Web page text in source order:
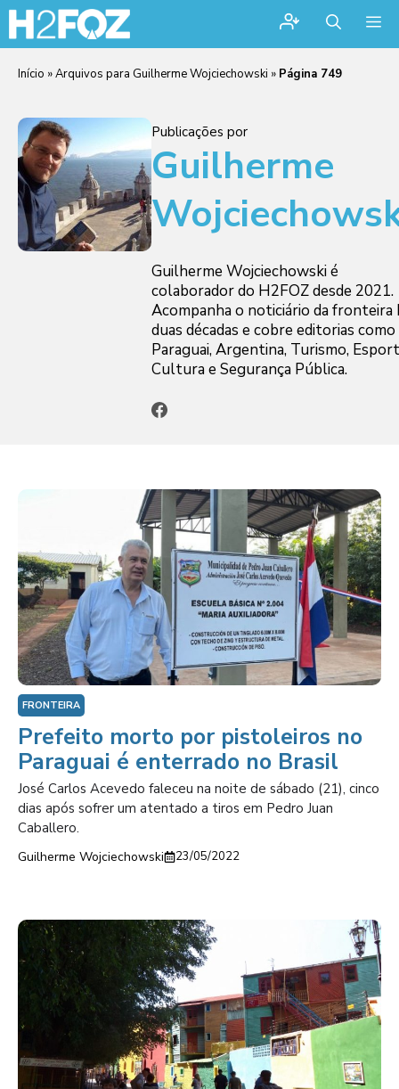
Início »Arquivos para Guilherme Wojciechowski » Página 749
Publicações por
Guilherme
Guilherme Wojciechowski é
colaborador do H2FOZ desde 2021.
Acompanha o noticiário da fronteira
duas décadas e cobre editorias como
Paraguai, Argentina, Turismo,
Cultura e Segurança Pública.
FRONTEIRA
Prefeito morto por pistoleiros no
Paraguai é enterrado no Brasil
José Carlos Acevedo faleceu na noite de sábado (21), cinco
dias após sofrer um atentado a tiros em Pedro Juan
Caballero.
Guilherme Wojciechowski 23/05/2022